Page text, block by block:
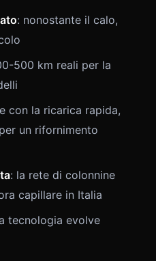
: nonostante il calo,
500 km reali per la
con la ricarica rapida,
un rifornimento
: la rete di colonnine
capillare in Italia
tecnologia evolve